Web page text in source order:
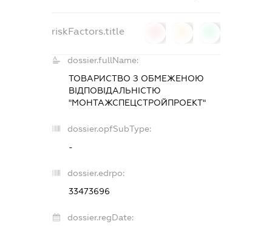
riskFactors.title
dossier.fullName:
ТОВАРИСТВО З ОБМЕЖЕНОЮ
ВІДПОВІДАЛЬНІСТЮ
"МОНТАЖСПЕЦСТРОЙПРОЕКТ"
dossier.opfSubType:
-
dossier.edrpo:
33473696
dossier.regDate: